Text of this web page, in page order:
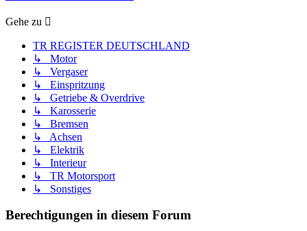
Gehe zu
TR REGISTER DEUTSCHLAND
↳ Motor
↳ Vergaser
↳ Einspritzung
↳ Getriebe & Overdrive
↳ Karosserie
↳ Bremsen
↳ Achsen
↳ Elektrik
↳ Interieur
↳ TR Motorsport
↳ Sonstiges
Berechtigungen in diesem Forum